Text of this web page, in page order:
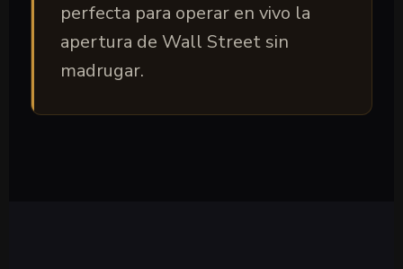
perfecta para operar en vivo la
apertura de Wall Street sin
madrugar.